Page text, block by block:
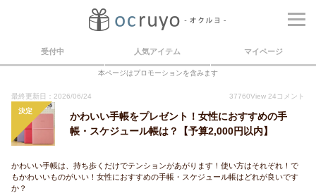
受付中 人気アイテム マイページ
本ページはプロモーションを含みます
最終更新日：2026/06/24 37760View 24 コメント
決定
かわいい手帳をプレゼント！女性におすすめの手
帳・スケジュール帳は？【予算2,000円以内】
かわいい手帳は、持ち歩くだけでテンションがあがります！使い方はそれぞれ！で
もかわいいものがいい！女性におすすめの手帳・スケジュール帳はどれが良いです
か？